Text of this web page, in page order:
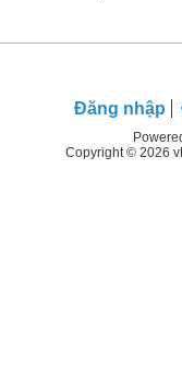
Ðăng nhập
Copyright © 2026